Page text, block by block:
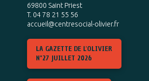
69800 Saint Priest
T. 04 78 21 55 56
accueil@centresocial-olivier.fr
LA GAZETTE DE L'OLIVIER
N°27 JUILLET 2026